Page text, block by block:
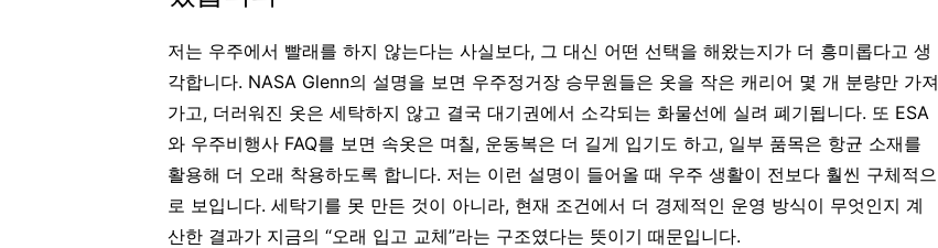
저는 우주에서 빨래를 하지 않는다는 사실보다, 그 대신 어떤 선택을 해왔는지가 더 흥미롭다고 생
각합니다. NASA Glenn의 설명을 보면 우주정거장 승무원들은 옷을 작은 캐리어 몇 개 분량만 가져
가고, 더러워진 옷은 세탁하지 않고 결국 대기권에서 소각되는 화물선에 실려 폐기됩니다. 또 ESA
와 우주비행사 FAQ를 보면 속옷은 며칠, 운동복은 더 길게 입기도 하고, 일부 품목은 항균 소재를
활용해 더 오래 착용하도록 합니다. 저는 이런 설명이 들어올 때 우주 생활이 전보다 훨씬 구체적으
로 보입니다. 세탁기를 못 만든 것이 아니라, 현재 조건에서 더 경제적인 운영 방식이 무엇인지 계
산한 결과가 지금의 “오래 입고 교체”라는 구조였다는 뜻이기 때문입니다.